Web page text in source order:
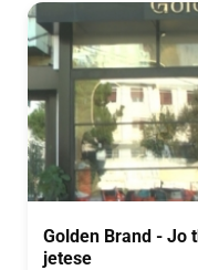
Golden Brand - Jo
jetese